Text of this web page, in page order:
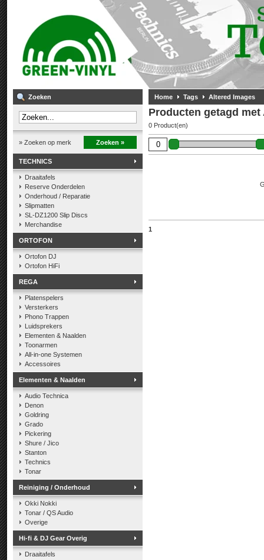
Zoeken
» Zoeken op merk Zoeken »
TECHNICS
Draaitafels
Reserve Onderdelen
Onderhoud / Reparatie
Slipmatten
SL-DZ1200 Slip Discs
Merchandise
ORTOFON
Ortofon DJ
Ortofon HiFi
REGA
Platenspelers
Versterkers
Phono Trappen
Luidsprekers
Elementen & Naalden
Toonarmen
All-in-one Systemen
Accessoires
Elementen & Naalden
Audio Technica
Denon
Goldring
Grado
Pickering
Shure / Jico
Stanton
Technics
Tonar
Reiniging / Onderhoud
Okki Nokki
Tonar / QS Audio
Overige
Hi-fi & DJ Gear Overig
Draaitafels
Home Tags Altered Images
Producten getagd met
0 Product(en)
1